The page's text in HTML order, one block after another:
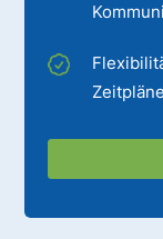
Zeitpläne